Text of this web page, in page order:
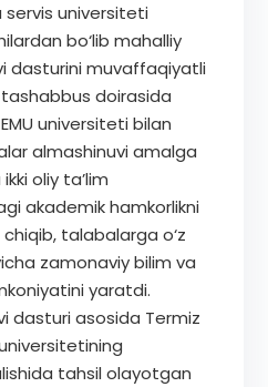
universiteti
bo‘lib mahalliy
dasturini muvaffaqiyatli
tashabbus doirasida
universiteti bilan
almashinuvi amalga
oliy ta’lim
akademik hamkorlikni
talabalarga o‘z
zamonaviy bilim va
yaratdi.
dasturi asosida Termiz
tahsil olayotgan